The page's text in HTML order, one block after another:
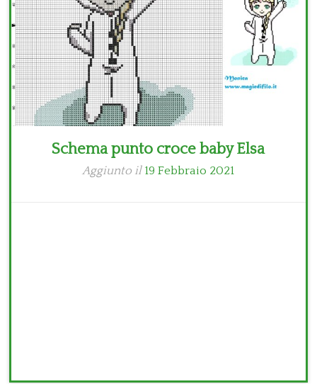
Schema punto croce baby Elsa
Aggiunto il 19 Febbraio 2021